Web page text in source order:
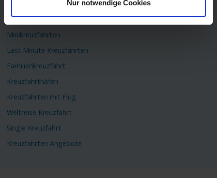
Nur notwendige Cookies
Kreuzfahrtschiffe
Minikreuzfahrten
Last Minute Kreuzfahrten
Familienkreuzfahrt
Kreuzfahrthäfen
Kreuzfahrten mit Flug
Weltreise Kreuzfahrt
Single Kreuzfahrt
Kreuzfahrten Angebote